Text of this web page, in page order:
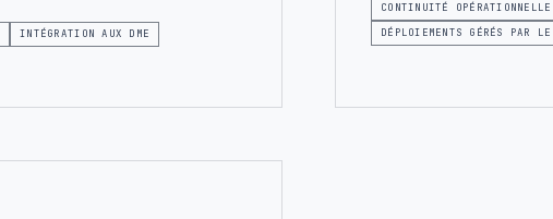
INTÉGRATION AUX DME
CONTINUITÉ OPÉRATIONNELLE
DÉPLOIEMENTS GÉRÉS PAR LE